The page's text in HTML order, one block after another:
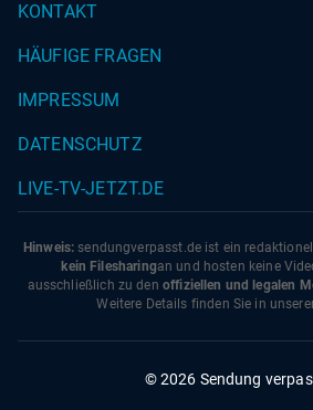
KONTAKT
HÄUFIGE FRAGEN
IMPRESSUM
DATENSCHUTZ
LIVE-TV-JETZT.DE
Hinweis: sendungverpasst.de ist ein
kein Filesharingan und hosten keine
ausschließlich zu den offiziellen und legalen
Weitere Details finden Sie in
© 2026 Sendung